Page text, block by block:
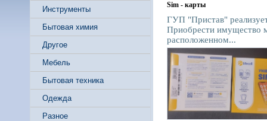
Инструменты
Бытовая химия
Другое
Мебель
Бытовая техника
Одежда
Разное
Sim - карты
ГУП "Пристав"
Приобрести имущество
расположенном...